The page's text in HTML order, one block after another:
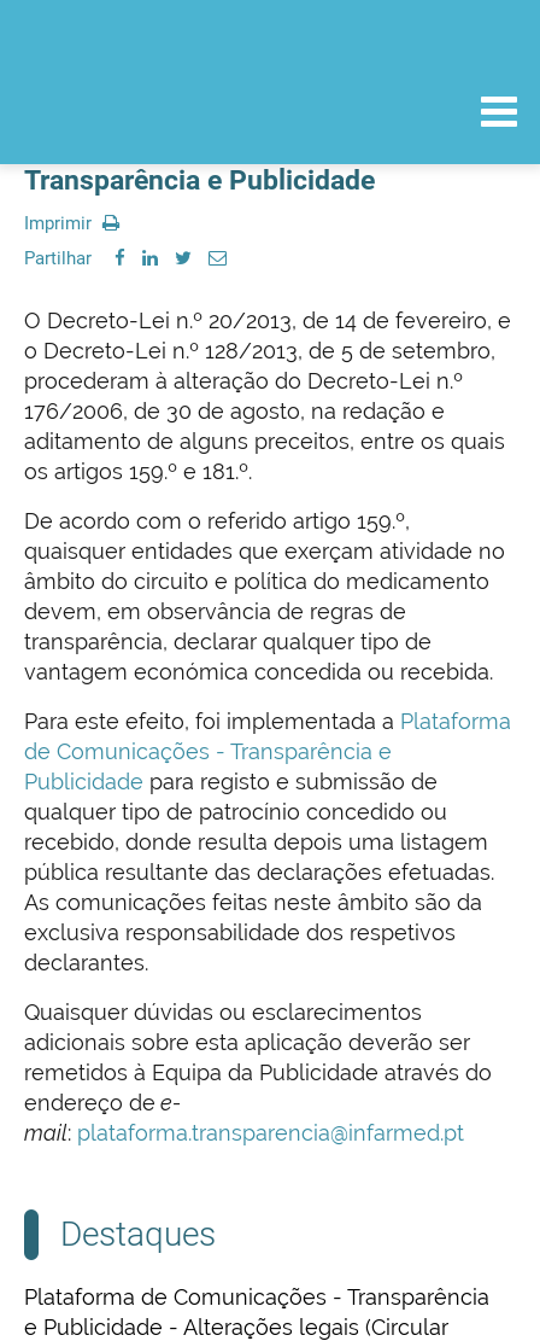
Transparência e Publicidade
Imprimir
Partilhar
O Decreto-Lei n.º 20/2013, de 14 de fevereiro, e
o Decreto-Lei n.º 128/2013, de 5 de setembro,
procederam à alteração do Decreto-Lei n.º
176/2006, de 30 de agosto, na redação e
aditamento de alguns preceitos, entre os quais
os artigos 159.º e 181.º.
De acordo com o referido artigo 159.º,
quaisquer entidades que exerçam atividade no
âmbito do circuito e política do medicamento
devem, em observância de regras de
transparência, declarar qualquer tipo de
vantagem económica concedida ou recebida.
Para este efeito, foi implementada a Plataforma
de Comunicações - Transparência e
Publicidade para registo e submissão de
qualquer tipo de patrocínio concedido ou
recebido, donde resulta depois uma listagem
pública resultante das declarações efetuadas.
As comunicações feitas neste âmbito são da
exclusiva responsabilidade dos respetivos
declarantes.
Quaisquer dúvidas ou esclarecimentos
adicionais sobre esta aplicação deverão ser
remetidos à Equipa da Publicidade através do
endereço de e-
mail: plataforma.transparencia@infarmed.pt
Destaques
Plataforma de Comunicações - Transparência
e Publicidade - Alterações legais (Circular